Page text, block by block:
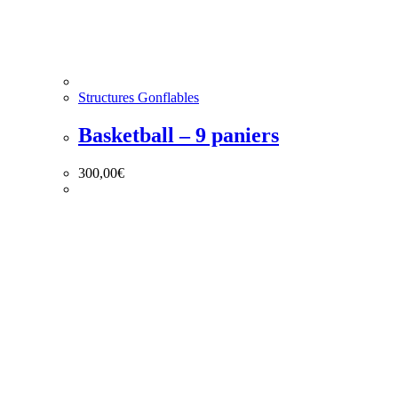
Structures Gonflables
Basketball – 9 paniers
300,00€